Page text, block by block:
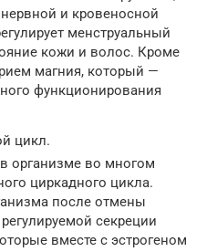
и кровеносной
менструальный
кожи и волос. Кроме
магния, который —
функционирования
цикл.
организме во многом
циркадного цикла.
после отмены
секреции
вместе с эстрогеном